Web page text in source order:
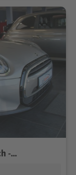
-...